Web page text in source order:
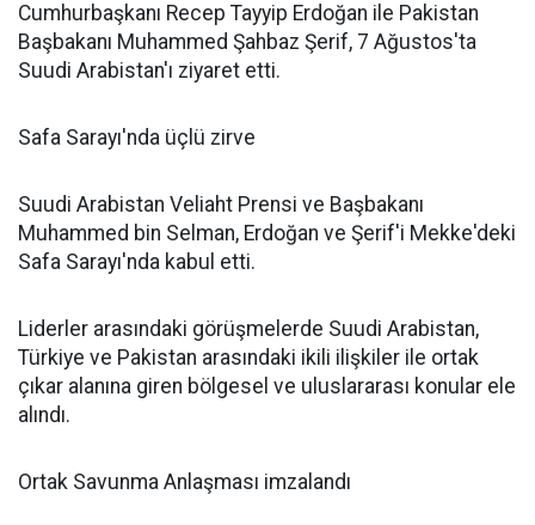
Cumhurbaşkanı Recep Tayyip Erdoğan ile Pakistan
Başbakanı Muhammed Şahbaz Şerif, 7 Ağustos'ta
Suudi Arabistan'ı ziyaret etti.
Safa Sarayı'nda üçlü zirve
Suudi Arabistan Veliaht Prensi ve Başbakanı
Muhammed bin Selman, Erdoğan ve Şerif'i Mekke'deki
Safa Sarayı'nda kabul etti.
Liderler arasındaki görüşmelerde Suudi Arabistan,
Türkiye ve Pakistan arasındaki ikili ilişkiler ile ortak
çıkar alanına giren bölgesel ve uluslararası konular ele
alındı.
Ortak Savunma Anlaşması imzalandı